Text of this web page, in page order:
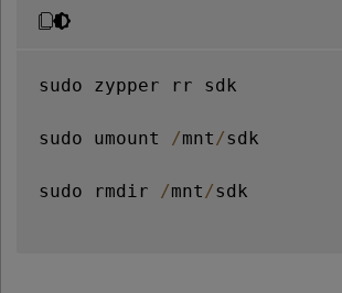
sudo zypper rr sdk
sudo umount /mnt /sdk
sudo rmdir /mnt /sdk